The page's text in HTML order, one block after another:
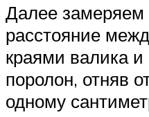
Далее замеряем
расстояние
краями валика
поролон, отняв
одному